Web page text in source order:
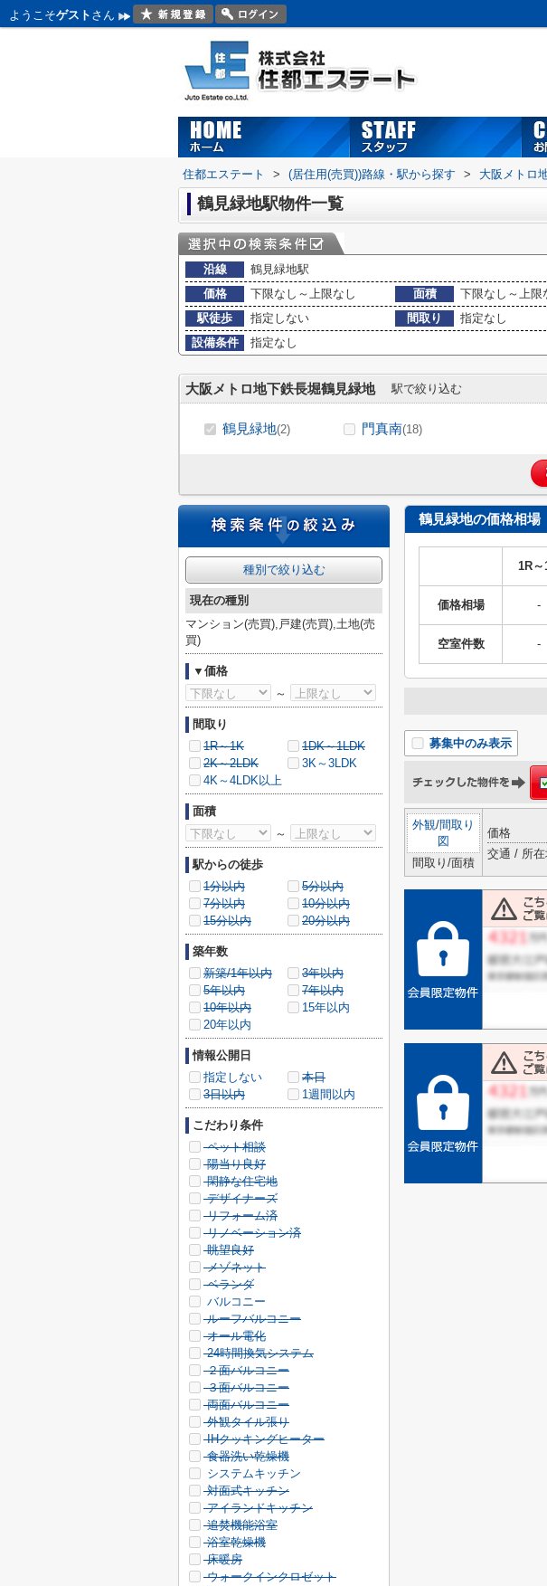
ようこそゲスト さん
住都エステート > (居住用(売買))路線・駅から探す > 大阪メトロ
鶴見緑地駅物件一覧
沿線
鶴見緑地駅
価格
下限なし～上限なし 面積 下限なし～上限
駅徒歩
指定しない 間取り
指定なし
設備条件
指定なし
大阪メトロ地下鉄長堀鶴見緑地 駅で絞り込む
鶴見緑地(2) 門真南(18)
鶴見緑地の価格相場
1R～
価格相場 -
空室件数 -
募集中のみ表示
外観/間取り
図
間取り/面積
価格
交通 / 所
種別で絞り込む
現在の種別
マンション(売買),戸建(売買),土地(売
買)
▼価格
～
間取り
1R～1K
1DK～1LDK
2K～2LDK
3K～3LDK
4K～4LDK以上
面積
～
駅からの徒歩
1分以内
5分以内
7分以内
10分以内
15分以内
20分以内
築年数
新築/1年以内
3年以内
5年以内
7年以内
10年以内
15年以内
20年以内
情報公開日
指定しない
本日
3日以内
1週間以内
こだわり条件
ペット相談
陽当り良好
閑静な住宅地
デザイナーズ
リフォーム済
リノベーション済
眺望良好
メゾネット
ベランダ
バルコニー
ルーフバルコニー
オール電化
24時間換気システム
２面バルコニー
３面バルコニー
両面バルコニー
外観タイル張り
IHクッキングヒーター
食器洗い乾燥機
システムキッチン
対面式キッチン
アイランドキッチン
追焚機能浴室
浴室乾燥機
床暖房
ウォークインクロゼット